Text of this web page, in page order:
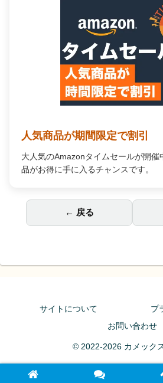
人気商品が期間限定で割引
大人気のAmazonタイムセールが開催
品がお得に手に入るチャンスです。
← 戻る
サイトについて
プ
お問い合わせ
© 2022-2026 カメックス